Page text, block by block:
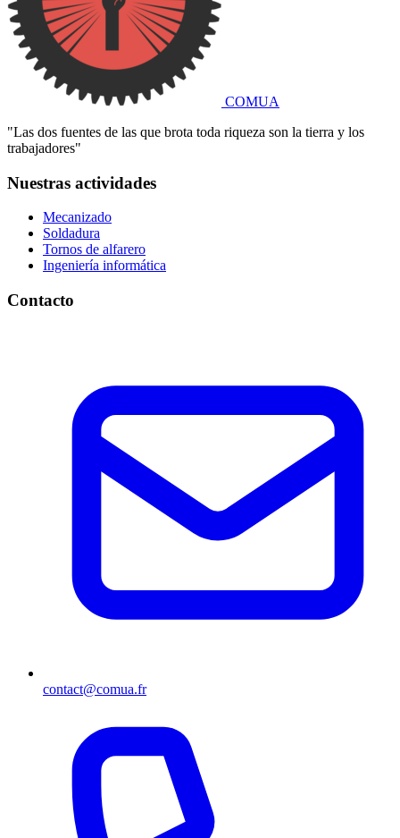
COMUA
"Las dos fuentes de las que brota toda riqueza son la tierra y los
trabajadores"
Nuestras actividades
Mecanizado
Soldadura
Tornos de alfarero
Ingeniería informática
Contacto
contact@comua.fr